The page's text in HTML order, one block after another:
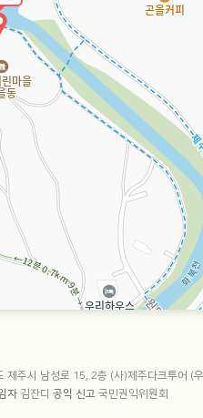
제주시 남성로 15, 2층 (사)제주다크투어 (
자 김잔디 공익 신고 국민권익위원회